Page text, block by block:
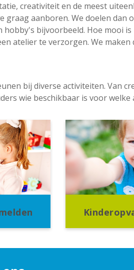
creativiteit en de meest
aanboren. We doelen dan
bijvoorbeeld. Hoe mooi is
atelier te verzorgen. We
bij diverse activiteiten. Van
wie beschikbaar is voor welke